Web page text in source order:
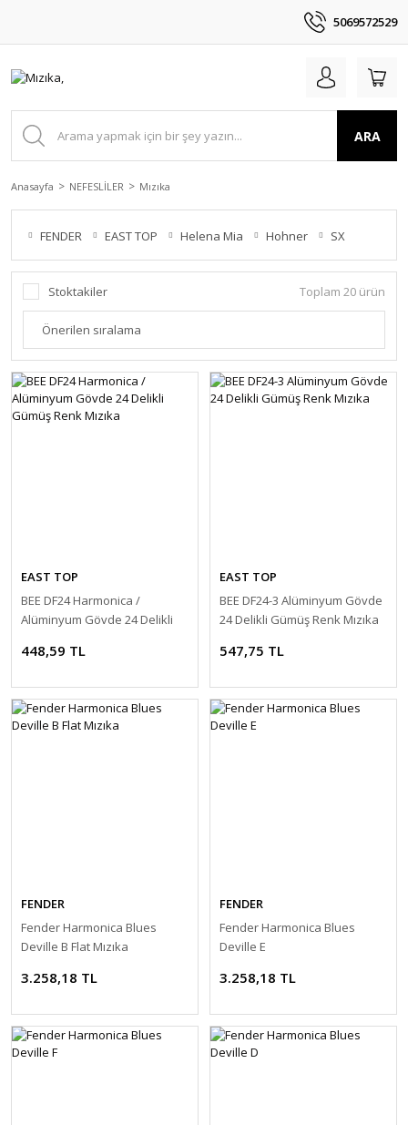
5069572529
ARA
Anasayfa NEFESLİLER Mızıka
FENDER EAST TOP Helena Mia Hohner SX
Stoktakiler Toplam 20 ürün
EAST TOP
BEE DF24 Harmonica /
Alüminyum Gövde 24 Delikli
448,59 TL
EAST TOP
BEE DF24-3 Alüminyum Gövde
24 Delikli Gümüş Renk Mızıka
547,75 TL
FENDER
Fender Harmonica Blues
Deville B Flat Mızıka
3.258,18 TL
FENDER
Fender Harmonica Blues
Deville E
3.258,18 TL